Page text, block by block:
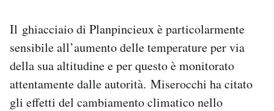
Il ghiacciaio di Planpincieux è particolarmente
sensibile all’aumento delle temperature per via
della sua altitudine e per questo è monitorato
attentamente dalle autorità. Miserocchi ha citato
gli effetti del cambiamento climatico nello